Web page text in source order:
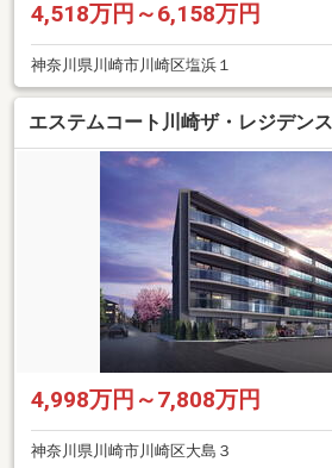
4,518万円～6,158万円
神奈川県川崎市川崎区塩浜１
エステムコート川崎ザ・レジデン
4,998万円～7,808万円
神奈川県川崎市川崎区大島３